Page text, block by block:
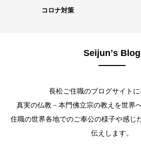
コロナ対策
Seijunʼs Blog
長松ご住職のブログサイトに
真実の仏教－本門佛立宗の教えを世界
住職の世界各地でのご奉公の様子や感じ
伝えします。